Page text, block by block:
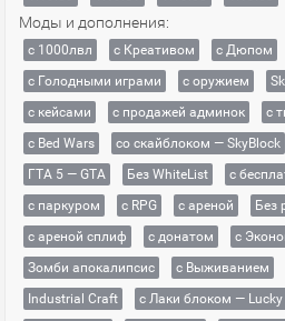
Моды и дополнения:
с 1000лвл c Креативом с Дюпом
с Голодными играми
с оружием
с кейсами
с продажей админок с
с Bed Wars
со скайблоком — SkyBlock
ГТА 5 — GTA
Без WhiteList
с
с паркуром
с RPG с ареной
Без
с ареной сплиф
с донатом с
Зомби апокалипсис
с Выживанием
Industrial Craft
с Лаки блоком —